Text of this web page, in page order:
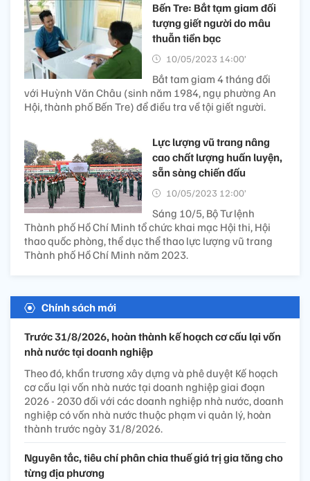
Bến Tre: Bắt tạm giam đối
tượng giết người do mâu
thuẫn tiền bạc
10/05/2023 14:00’
Bắt tam giam 4 tháng đối
với Huỳnh Văn Châu (sinh năm 1984, ngụ phường An
Hội, thành phố Bến Tre) để điều tra về tội giết người.
Lực lượng vũ trang nâng
cao chất lượng huấn luyện,
sẵn sàng chiến đấu
10/05/2023 12:00’
Sáng 10/5, Bộ Tư lệnh
Thành phố Hồ Chí Minh tổ chức khai mạc Hội thi, Hội
thao quốc phòng, thể dục thể thao lực lượng vũ trang
Thành phố Hồ Chí Minh năm 2023.
Chính sách mới
Trước 31/8/2026, hoàn thành kế hoạch cơ cấu lại vốn
nhà nước tại doanh nghiệp
Theo đó, khẩn trương xây dựng và phê duyệt Kế hoạch
cơ cấu lại vốn nhà nước tại doanh nghiệp giai đoạn
2026 - 2030 đối với các doanh nghiệp nhà nước, doanh
nghiệp có vốn nhà nước thuộc phạm vi quản lý, hoàn
thành trước ngày 31/8/2026.
Nguyên tắc, tiêu chí phân chia thuế giá trị gia tăng cho
từng địa phương